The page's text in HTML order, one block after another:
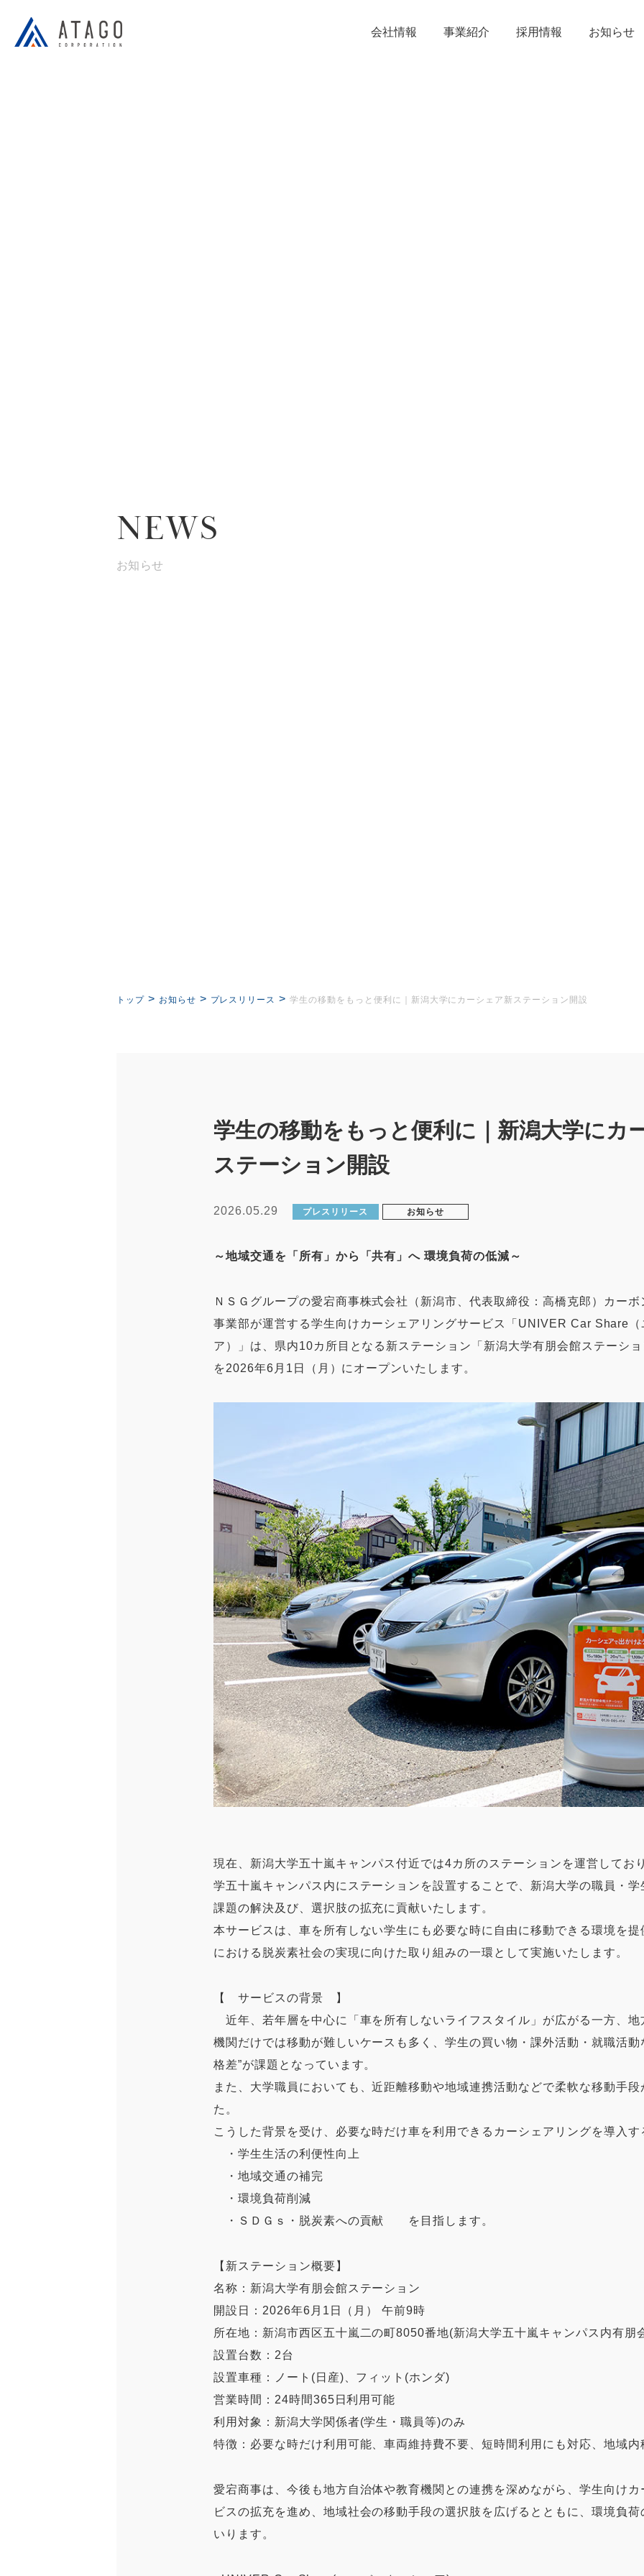
会社情報 事業紹介 採用情報 お知らせ
NEWS
お知らせ
トップ> お知らせ > プレスリリース >学生の移動をもっと便利に｜新潟大学にカーシェア新ステーション開設
学生の移動をもっと便利に｜新潟大学にカ
ステーション開設
2026.05.29 プレスリリース お知らせ
～地域交通を「所有」から「共有」へ 環境負荷の低減～
ＮＳＧグループの愛宕商事株式会社（新潟市、代表取締役：高橋克郎）カーボ
事業部が運営する学生向けカーシェアリングサービス「UNIVER Car Share（
ア）」は、県内10カ所目となる新ステーション「新潟大学有朋会館ステーショ
を2026年6月1日（月）にオープンいたします。
現在、新潟大学五十嵐キャンパス付近では4カ所のステーションを運営してお
学五十嵐キャンパス内にステーションを設置することで、新潟大学の職員・学
課題の解決及び、選択肢の拡充に貢献いたします。
本サービスは、車を所有しない学生にも必要な時に自由に移動できる環境を提
における脱炭素社会の実現に向けた取り組みの一環として実施いたします。
【 サービスの背景 】
近年、若年層を中心に「車を所有しないライフスタイル」が広がる一方、地
機関だけでは移動が難しいケースも多く、学生の買い物・課外活動・就職活動
格差”が課題となっています。
また、大学職員においても、近距離移動や地域連携活動などで柔軟な移動手段
た。
こうした背景を受け、必要な時だけ車を利用できるカーシェアリングを導入す
・学生生活の利便性向上
・地域交通の補完
・環境負荷削減
・ＳＤＧｓ・脱炭素への貢献 を目指します。
【新ステーション概要】
名称：新潟大学有朋会館ステーション
開設日：2026年6月1日（月） 午前9時
所在地：新潟市西区五十嵐二の町8050番地(新潟大学五十嵐キャンパス内有朋
設置台数：2台
設置車種：ノート(日産)、フィット(ホンダ)
営業時間：24時間365日利用可能
利用対象：新潟大学関係者(学生・職員等)のみ
特徴：必要な時だけ利用可能、車両維持費不要、短時間利用にも対応、地域内
愛宕商事は、今後も地方自治体や教育機関との連携を深めながら、学生向けカ
ビスの拡充を進め、地域社会の移動手段の選択肢を広げるとともに、環境負荷
いります。